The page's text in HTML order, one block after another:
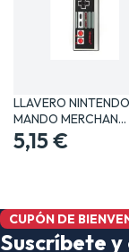
LLAVERO NINTENDO
MANDO MERCHAN
VIDEOJUEGOS…
5,15 €
CUPÓN DE
Suscríbete y